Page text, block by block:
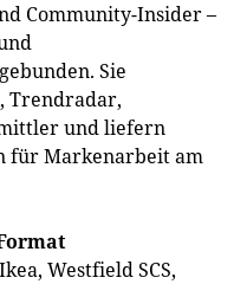
Community-Insider –
Sie
Trendradar,
und liefern
für Markenarbeit am
Westfield SCS,